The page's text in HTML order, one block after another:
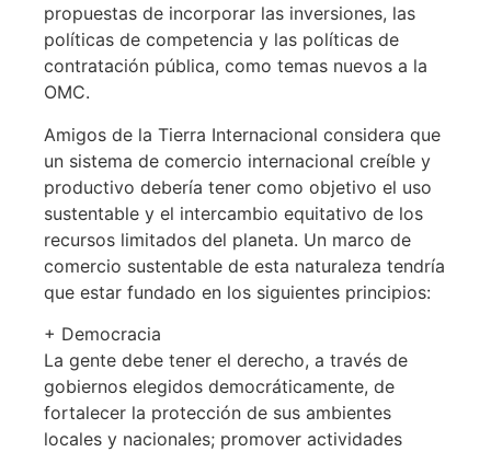
propuestas de incorporar las inversiones, las
políticas de competencia y las políticas de
contratación pública, como temas nuevos a la
OMC.
Amigos de la Tierra Internacional considera que
un sistema de comercio internacional creíble y
productivo debería tener como objetivo el uso
sustentable y el intercambio equitativo de los
recursos limitados del planeta. Un marco de
comercio sustentable de esta naturaleza tendría
que estar fundado en los siguientes principios:
+ Democracia
La gente debe tener el derecho, a través de
gobiernos elegidos democráticamente, de
fortalecer la protección de sus ambientes
locales y nacionales; promover actividades